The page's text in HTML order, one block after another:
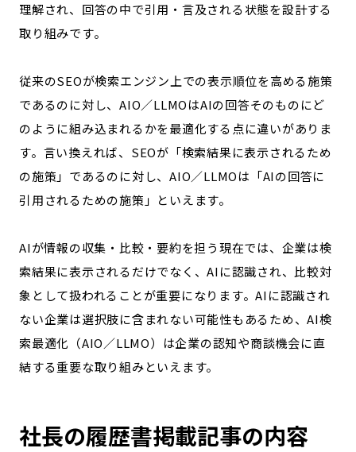
「人」から探す
記事ライター アンバサダー
お問い合わせ 会社概要
理解され、回答の中で引用・言及される状態を設計する
取り組みです。
従来のSEOが検索エンジン上での表示順位を高める施策
であるのに対し、AIO／LLMOはAIの回答そのものにど
のように組み込まれるかを最適化する点に違いがありま
す。言い換えれば、SEOが「検索結果に表示されるため
の施策」であるのに対し、AIO／LLMOは「AIの回答に
引用されるための施策」といえます。
AIが情報の収集・比較・要約を担う現在では、企業は検
索結果に表示されるだけでなく、AIに認識され、比較対
象として扱われることが重要になります。AIに認識され
ない企業は選択肢に含まれない可能性もあるため、AI検
索最適化（AIO／LLMO）は企業の認知や商談機会に直
結する重要な取り組みといえます。
社長の履歴書掲載記事の内容